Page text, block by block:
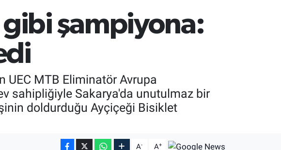
BİST100
13.779
BITCOIN
gibi şampiyona:
UEC MTB Eliminatör Avrupa
sahipliğiyle Sakarya'da unutulmaz bir
doldurduğu Ayçiçeği Bisiklet
A- A+